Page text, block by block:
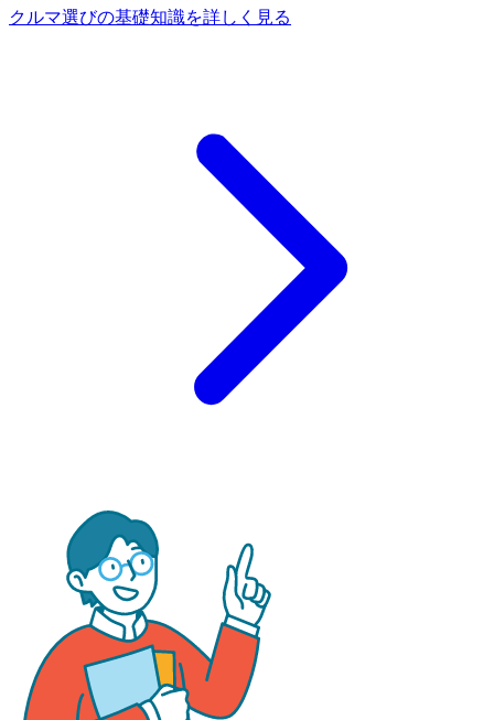
クルマ選びの基礎知識を詳しく見る